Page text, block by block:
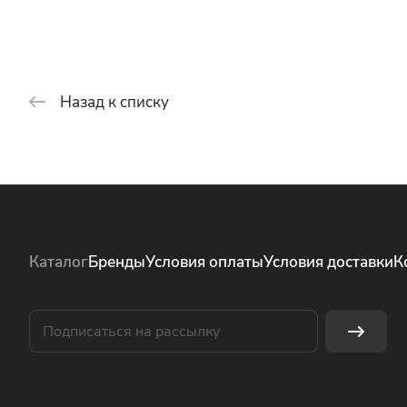
Назад к списку
КаталогБрендыУсловия оплатыУсловия доставки